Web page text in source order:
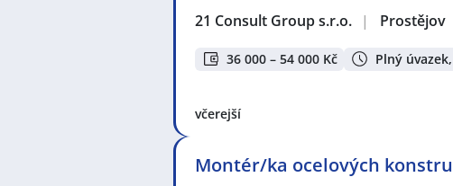
21 Consult Group s.r.o. | Prostějov
36 000 – 54 000 Kč Plný
včerejší
Montér/ka ocelových